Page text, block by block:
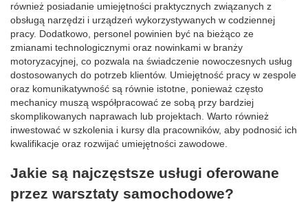
również posiadanie umiejętności praktycznych związanych z
obsługą narzędzi i urządzeń wykorzystywanych w codziennej
pracy. Dodatkowo, personel powinien być na bieżąco ze
zmianami technologicznymi oraz nowinkami w branży
motoryzacyjnej, co pozwala na świadczenie nowoczesnych usług
dostosowanych do potrzeb klientów. Umiejętność pracy w zespole
oraz komunikatywność są równie istotne, ponieważ często
mechanicy muszą współpracować ze sobą przy bardziej
skomplikowanych naprawach lub projektach. Warto również
inwestować w szkolenia i kursy dla pracowników, aby podnosić ich
kwalifikacje oraz rozwijać umiejętności zawodowe.
Jakie są najczęstsze usługi oferowane
przez warsztaty samochodowe?